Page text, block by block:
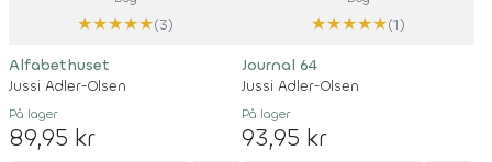
★★★★★(3)
Alfabethuset
Jussi Adler-Olsen
På lager
89,95 kr
★★★★★(1)
Journal 64
Jussi Adler-Olsen
På lager
93,95 kr